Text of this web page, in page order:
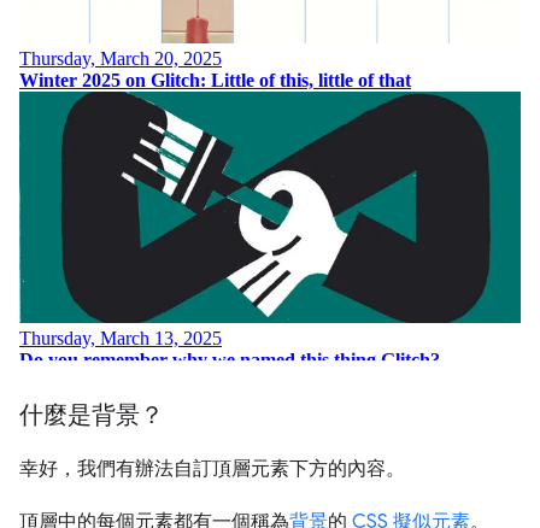
什麼是背景？
幸好，我們有辦法自訂頂層元素下方的內容。
頂層中的每個元素都有一個稱為背景的 CSS 擬似元素。